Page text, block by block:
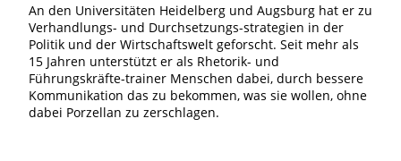
An den Universitäten Heidelberg und Augsburg hat er zu
Verhandlungs- und Durchsetzungs-strategien in der
Politik und der Wirtschaftswelt geforscht. Seit mehr als
15 Jahren unterstützt er als Rhetorik- und
Führungskräfte-trainer Menschen dabei, durch bessere
Kommunikation das zu bekommen, was sie wollen, ohne
dabei Porzellan zu zerschlagen.